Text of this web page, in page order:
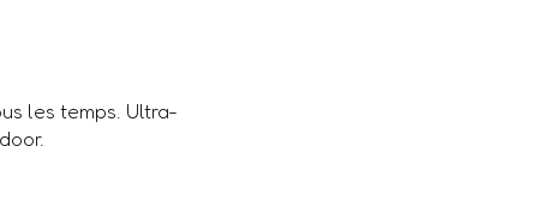
les temps. Ultra-